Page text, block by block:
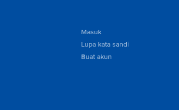
Masuk
Lupa kata sandi
Buat akun